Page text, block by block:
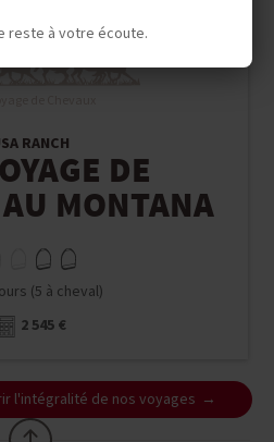
RANCH
DE
MONTANA
(5 à cheval)
2 545 €
l'intégralité de nos voyages
reste à votre écoute.